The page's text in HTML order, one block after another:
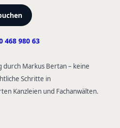
468 980 63
Markus Bertan – keine
Schritte in
Kanzleien und Fachanwälten.